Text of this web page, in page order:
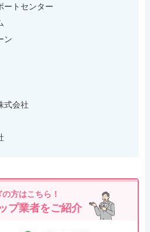
ートセンター
ン
式会社
方はこちら！
プ業者をご紹介